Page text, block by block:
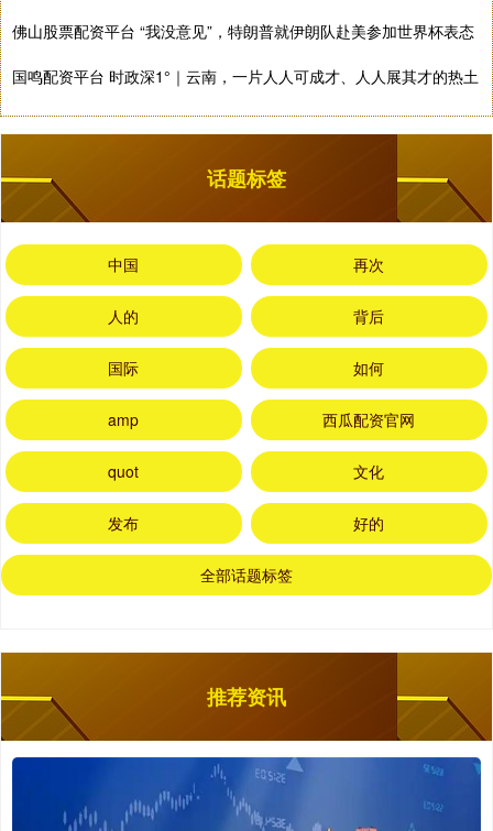
佛山股票配资平台 “我没意见”，特朗普就伊朗队赴美参加世界杯表态
国鸣配资平台 时政深1°｜云南，一片人人可成才、人人展其才的热土
话题标签
中国 再次
人的 背后
国际 如何
amp 西瓜配资官网
quot 文化
发布 好的
全部话题标签
推荐资讯